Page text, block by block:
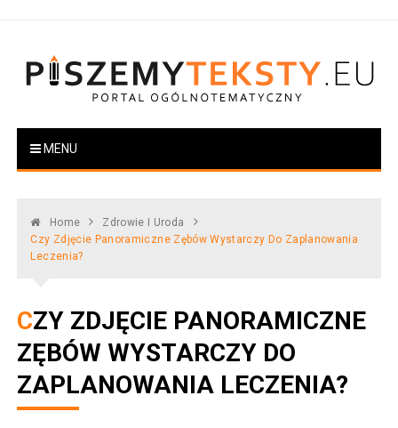
PiszemyTeksty.pl
Portal ogólnotematyczny
MENU
Home
Zdrowie I Uroda
Czy Zdjęcie Panoramiczne Zębów Wystarczy Do Zaplanowania
Leczenia?
CZY ZDJĘCIE PANORAMICZNE
ZĘBÓW WYSTARCZY DO
ZAPLANOWANIA LECZENIA?